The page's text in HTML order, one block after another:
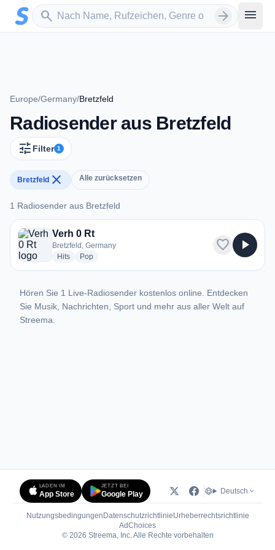
Zum Hauptinhalt springen
search
Sender suchen arrow_forward menu
Europe/Germany/Bretzfeld
Radiosender aus Bretzfeld
tune Filter 1
Bretzfeld close Alle zurücksetzen
1 Radiosender aus Bretzfeld
1 Radiosender aus Bretzfeld
Verh 0 Rt
Bretzfeld, Germany
Hitsradio stations
Popradio stations
favorite play_arrow
Hören Sie 1 Live-Radiosender kostenlos online. Entdecken
Sie Musik, Nachrichten, Sport und mehr aus aller Welt auf
Streema.
LADEN IM
App Store
JETZT BEI
Google Play Deutsch
Nutzungsbedingungen DatenschutzrichtlinieUrheberrechtsrichtlinie
AdChoices(öffnet in neuem Tab)
© 2026 Streema, Inc. Alle Rechte vorbehalten